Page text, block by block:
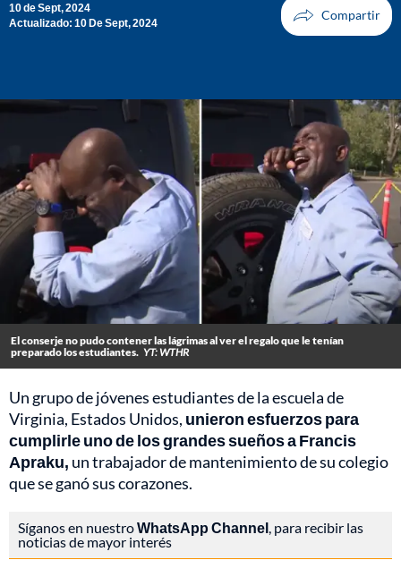
10 de Sept, 2024
Actualizado: 10 De Sept, 2024
El conserje no pudo contener las lágrimas al ver el regalo que le tenían
preparado los estudiantes. YT: WTHR
Un grupo de jóvenes estudiantes de la escuela de
Virginia, Estados Unidos, unieron esfuerzos para
cumplirle uno de los grandes sueños a Francis
Apraku, un trabajador de mantenimiento de su colegio
que se ganó sus corazones.
Síganos en nuestroWhatsApp Channel, para recibir las
noticias de mayor interés